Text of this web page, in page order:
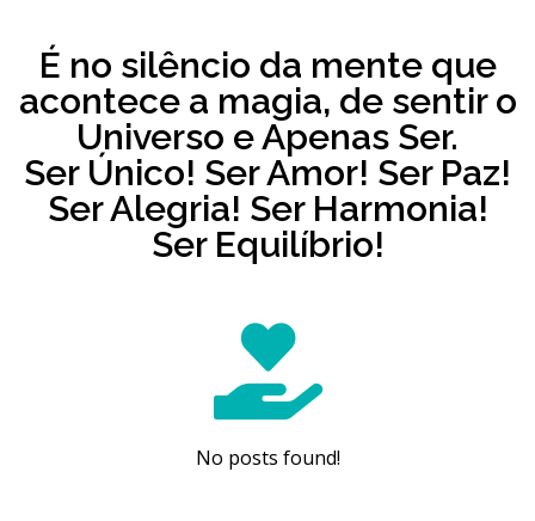
É no silêncio da mente que
acontece a magia, de sentir o
Universo e Apenas Ser.
Ser Único! Ser Amor! Ser Paz!
Ser Alegria! Ser Harmonia!
Ser Equilíbrio!
No posts found!